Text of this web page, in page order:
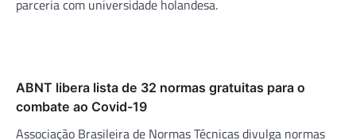
parceria com universidade holandesa.
ABNT libera lista de 32 normas gratuitas para o
combate ao Covid-19
Associação Brasileira de Normas Técnicas divulga normas